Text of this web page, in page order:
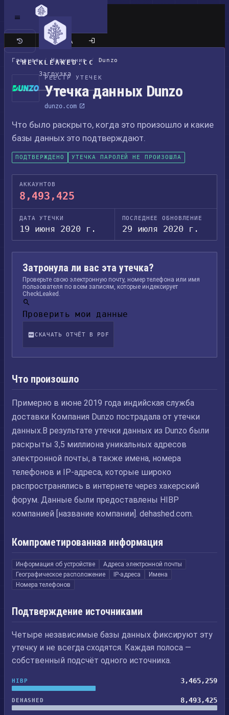
CHECKLEAKED.CC
Загрузка
Классический сайт
Главная / Нарушения / Dunzo
РЕЕСТР УТЕЧЕК
Утечка данных Dunzo
dunzo.com
Что было раскрыто, когда это произошло и какие
базы данных это подтверждают.
ПОДТВЕРЖДЕНО УТЕЧКА ПАРОЛЕЙ НЕ ПРОИЗОШЛА
АККАУНТОВ
8,493,425
ДАТА УТЕЧКИ
19 июня 2020 г.
ПОСЛЕДНЕЕ ОБНОВЛЕНИЕ
29 июля 2020 г.
Затронула ли вас эта утечка?
Проверьте свою электронную почту, номер телефона или имя
пользователя по всем записям, которые индексирует
CheckLeaked.
Проверить мои данные
СКАЧАТЬ ОТЧЁТ В PDF
Что произошло
Примерно в июне 2019 года индийская служба
доставки Компания Dunzo пострадала от утечки
данных.В результате утечки данных из Dunzo были
раскрыты 3,5 миллиона уникальных адресов
электронной почты, а также имена, номера
телефонов и IP-адреса, которые широко
распространялись в интернете через хакерский
форум. Данные были предоставлены HIBP
компанией [название компании]. dehashed.com.
Компрометированная информация
Информация об устройстве
Адреса электронной почты
Географическое расположение
IP-адреса
Имена
Номера телефонов
Подтверждение источниками
Четыре независимые базы данных фиксируют эту
утечку и не всегда сходятся. Каждая полоса —
собственный подсчёт одного источника.
HIBP 3,465,259
DEHASHED 8,493,425